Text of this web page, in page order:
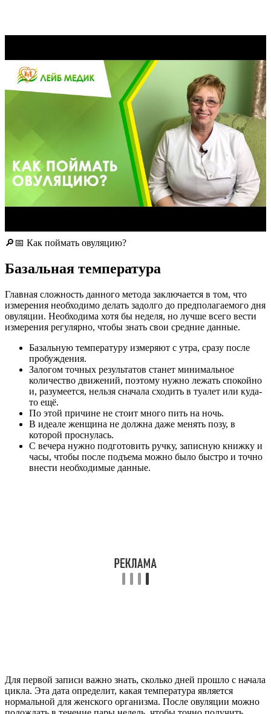
🔎📅 Как поймать овуляцию?
Базальная температура
Главная сложность данного метода заключается в том, что
измерения необходимо делать задолго до предполагаемого дня
овуляции. Необходима хотя бы неделя, но лучше всего вести
измерения регулярно, чтобы знать свои средние данные.
Базальную температуру измеряют с утра, сразу после
пробуждения.
Залогом точных результатов станет минимальное
количество движений, поэтому нужно лежать спокойно
и, разумеется, нельзя сначала сходить в туалет или куда-
то ещё.
По этой причине не стоит много пить на ночь.
В идеале женщина не должна даже менять позу, в
которой проснулась.
С вечера нужно подготовить ручку, записную книжку и
часы, чтобы после подъема можно было быстро и точно
внести необходимые данные.
Для первой записи важно знать, сколько дней прошло с начала
цикла. Эта дата определит, какая температура является
нормальной для женского организма. После овуляции можно